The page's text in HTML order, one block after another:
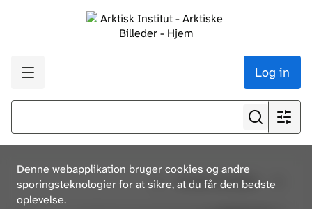
Log in
Denne webapplikation bruger cookies og andre
sporingsteknologier for at sikre, at du får den bedste
oplevelse.
Se alle resultater